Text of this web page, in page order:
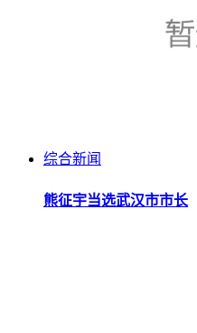
综合新闻
熊征宇当选武汉市市长